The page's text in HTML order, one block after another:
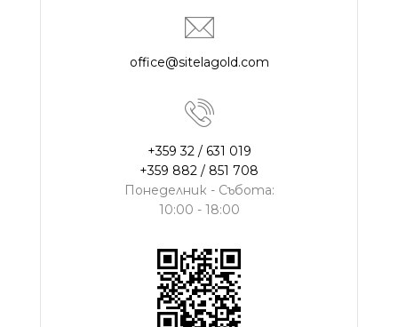
office@sitelagold.com
+359 32 / 631 019
+359 882 / 851 708
Понеделник - Събота:
10:00 - 18:00